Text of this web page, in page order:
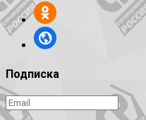
Подписка